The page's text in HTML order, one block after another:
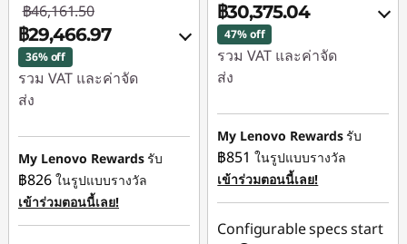
n
น
฿46,161.50
฿29,466.97
36% off
รวม VAT และค่าจัด
ส่ง
ประหยัดทันที :-
฿16,108.91
การประหยัด
eCoupon :-฿585.62
My Lenovo Rewardsรับ
฿826 ในรูปแบบรางวัล
เข้าร่วมตอนนี้เลย!
฿30,375.04
47% off
รวม VAT และค่าจัด
ส่ง
ประหยัดทันที :-
฿26,595.06
การประหยัด
eCoupon :-฿619.90
My Lenovo Rewardsรับ
฿851 ในรูปแบบรางวัล
เข้าร่วมตอนนี้เลย!
Configurable specs start